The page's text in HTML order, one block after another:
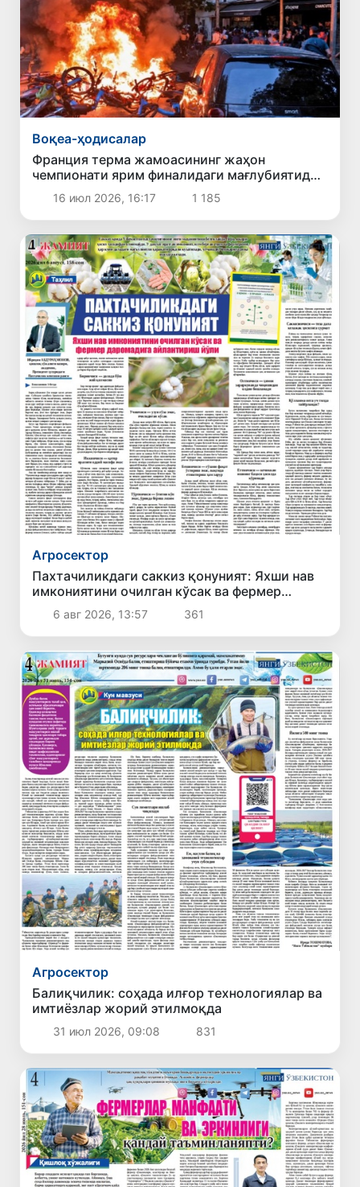
Воқеа-ҳодисалар
Франция терма жамоасининг жаҳон
чемпионати ярим финалидаги мағлубиятидан
сўнг мамлакатда тартибсизликлар юз берди
16 июл 2026, 16:17 1 185
Агросектор
Пахтачиликдаги саккиз қонуният: Яхши нав
имкониятини очилган кўсак ва фермер
даромадига айлантириш йўли
6 авг 2026, 13:57 361
Агросектор
Балиқчилик: соҳада илғор технологиялар ва
имтиёзлар жорий этилмоқда
31 июл 2026, 09:08 831